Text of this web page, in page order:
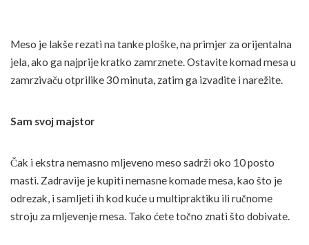
Meso je lakše rezati na tanke ploške, na primjer za orijentalna
jela, ako ga najprije kratko zamrznete. Ostavite komad mesa u
zamrzivaču otprilike 30 minuta, zatim ga izvadite i narežite.
Sam svoj majstor
Čak i ekstra nemasno mljeveno meso sadrži oko 10 posto
masti. Zadravije je kupiti nemasne komade mesa, kao što je
odrezak, i samljeti ih kod kuće u multipraktiku ili ručnome
stroju za mljevenje mesa. Tako ćete točno znati što dobivate.